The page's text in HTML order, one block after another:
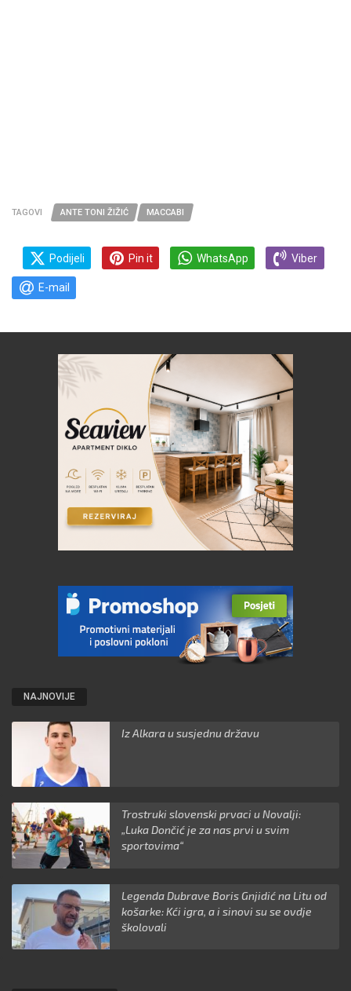
TAGOVI ANTE TONI ŽIŽIĆ MACCABI
Podijeli Pin it WhatsApp Viber
E-mail
NAJNOVIJE
Iz Alkara u susjednu državu
Trostruki slovenski prvaci u Novalji:
„Luka Dončić je za nas prvi u svim
sportovima“
Legenda Dubrave Boris Gnjidić na Litu od
košarke: Kći igra, a i sinovi su se ovdje
školovali